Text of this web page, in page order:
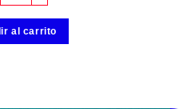
al carrito